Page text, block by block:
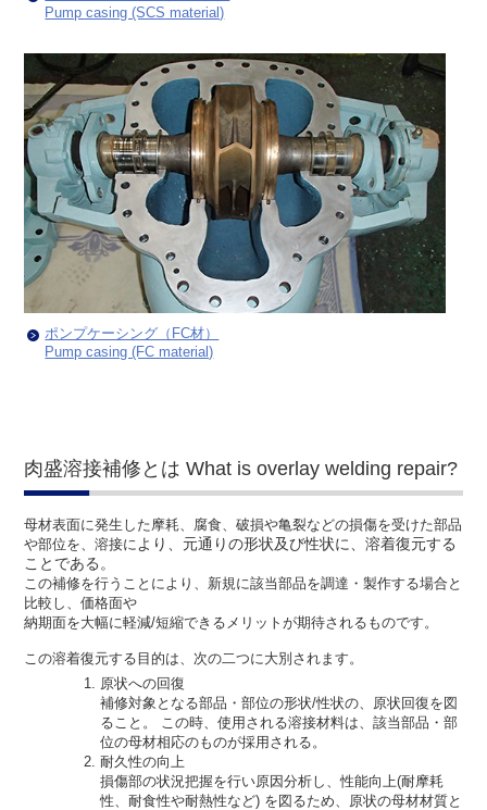
Pump casing (SCS material)
ポンプケーシング（FC材）
Pump casing (FC material)
肉盛溶接補修とは What is overlay welding repair?
母材表面に発生した摩耗、腐食、破損や亀裂などの損傷を受けた部品
や部位を、溶接により、元通りの形状及び性状に、溶着復元する
ことである。
この補修を行うことにより、新規に該当部品を調達・製作する場合と
比較し、価格面や
納期面を大幅に軽減/短縮できるメリットが期待されるものです。
この溶着復元する目的は、次の二つに大別されます。
原状への回復
補修対象となる部品・部位の形状/性状の、原状回復を図
ること。 この時、使用される溶接材料は、該当部品・部
位の母材相応のものが採用される。
耐久性の向上
損傷部の状況把握を行い原因分析し、性能向上(耐摩耗
性、耐食性や耐熱性など) を図るため、原状の母材材質と